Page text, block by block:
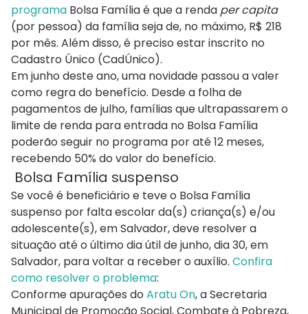
programa Bolsa Família é que a renda per capita
(por pessoa) da família seja de, no máximo, R$ 218
por mês. Além disso, é preciso estar inscrito no
Cadastro Único (CadÚnico).
Em junho deste ano, uma novidade passou a valer
como regra do benefício. Desde a folha de
pagamentos de julho, famílias que ultrapassarem o
limite de renda para entrada no Bolsa Família
poderão seguir no programa por até 12 meses,
recebendo 50% do valor do benefício.
Bolsa Família suspenso
Se você é beneficiário e teve o Bolsa Família
suspenso por falta escolar da(s) criança(s) e/ou
adolescente(s), em Salvador, deve resolver a
situação até o último dia útil de junho, dia 30, em
Salvador, para voltar a receber o auxílio. Confira
como resolver o problema:
Conforme apurações do Aratu On, a Secretaria